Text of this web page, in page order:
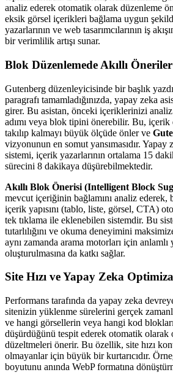
analiz ederek otomatik olarak düzenleme
eksik görsel içerikleri bağlama uygun
yazarlarının ve web tasarımcılarının iş
bir verimlilik artışı sunar.
Blok Düzenlemede Akıllı
Gutenberg düzenleyicisinde bir başlık
paragrafı tamamladığınızda, yapay zeka
girer. Bu asistan, önceki içeriklerinizi analiz
adımı veya blok tipini önerebilir. Bu, içerik
takılıp kalmayı büyük ölçüde önler ve
vizyonunun en somut yansımasıdır. Yapay
sistemi, içerik yazarlarının ortalama 15
sürecini 8 dakikaya düşürebilmektedir.
Akıllı Blok Önerisi (Intelligent Block
mevcut içeriğinin bağlamını analiz ederek,
içerik yapısını (tablo, liste, görsel, CTA)
tek tıklama ile eklenebilen sistemdir. Bu
tutarlılığını ve okuma deneyimini
aynı zamanda arama motorları için anlamlı
oluşturulmasına da katkı sağlar.
Site Hızı ve Yapay Zeka
Performans tarafında da yapay zeka
sitenizin yüklenme sürelerini gerçek
ve hangi görsellerin veya hangi kod
düşürdüğünü tespit ederek otomatik
düzeltmeleri önerir. Bu özellik, site hızı
olmayanlar için büyük bir kurtarıcıdır.
boyutunu anında WebP formatına